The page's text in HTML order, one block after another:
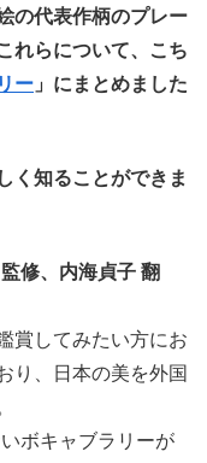
の代表作柄のプレー
れらについて、こち
ー 」にまとめました
く知ることができま
修、内海貞子 翻
賞してみたい方にお
り、日本の美を外国
ボキャブラリーが